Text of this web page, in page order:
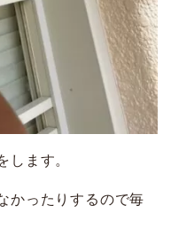
します。
かったりするので毎